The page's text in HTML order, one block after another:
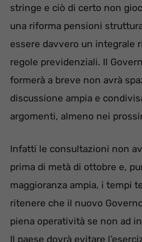
stringe e ciò di certo non
una riforma pensioni
essere davvero un integrale
regole previdenziali. Il
formerà a breve non avrà
discussione ampia e
argomenti, almeno nei
Infatti le consultazioni non
prima di metà di ottobre e,
maggioranza ampia, i tempi
ritenere che il nuovo
piena operatività se non ad
Il paese dovrà evitare